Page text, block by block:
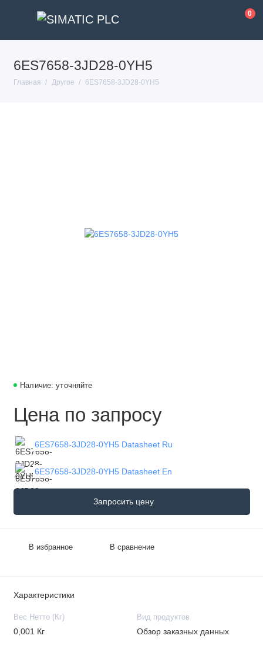
0
6ES7658-3JD28-0YH5
Главная Другое 6ES7658-3JD28-0YH5
Наличие: уточняйте
Цена по запросу
6ES7658-3JD28-0YH5 Datasheet Ru
6ES7658-3JD28-0YH5 Datasheet En
Запросить цену
В избранное В сравнение
Характеристики
Вес Нетто (Кг)
0,001 Кг
Вид продуктов
Обзор заказных данных